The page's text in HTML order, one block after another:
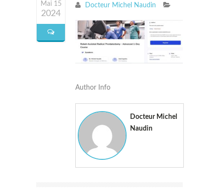
Mai 15
2024
Docteur Michel Naudin
Author Info
Docteur Michel
Naudin